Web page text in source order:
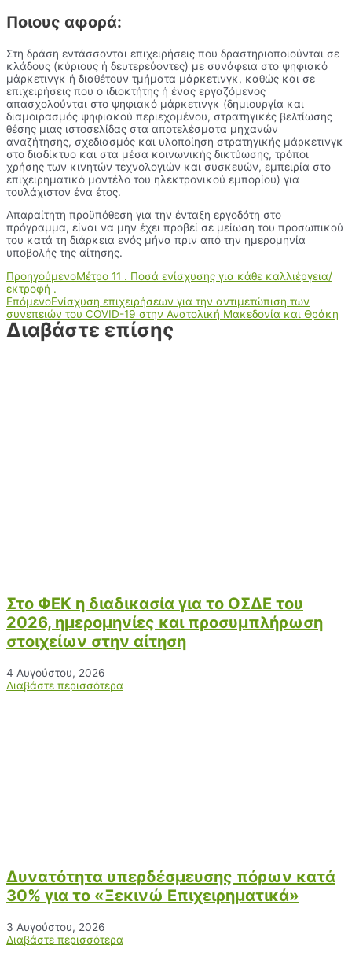
Ποιους αφορά:
Στη δράση εντάσσονται επιχειρήσεις που δραστηριοποιούνται σε
κλάδους (κύριους ή δευτερεύοντες) με συνάφεια στο ψηφιακό
μάρκετινγκ ή διαθέτουν τμήματα μάρκετινγκ, καθώς και σε
επιχειρήσεις που ο ιδιοκτήτης ή ένας εργαζόμενος
απασχολούνται στο ψηφιακό μάρκετινγκ (δημιουργία και
διαμοιρασμός ψηφιακού περιεχομένου, στρατηγικές βελτίωσης
θέσης μιας ιστοσελίδας στα αποτελέσματα μηχανών
αναζήτησης, σχεδιασμός και υλοποίηση στρατηγικής μάρκετινγκ
στο διαδίκτυο και στα μέσα κοινωνικής δικτύωσης, τρόποι
χρήσης των κινητών τεχνολογιών και συσκευών, εμπειρία στο
επιχειρηματικό μοντέλο του ηλεκτρονικού εμπορίου) για
τουλάχιστον ένα έτος.
Απαραίτητη προϋπόθεση για την ένταξη εργοδότη στο
πρόγραμμα, είναι να μην έχει προβεί σε μείωση του προσωπικού
του κατά τη διάρκεια ενός μήνα πριν από την ημερομηνία
υποβολής της αίτησης.
ΠροηγούμενοΜέτρο 11 . Ποσά ενίσχυσης για κάθε καλλιέργεια/
εκτροφή .
ΕπόμενοΕνίσχυση επιχειρήσεων για την αντιμετώπιση των
συνεπειών του COVID-19 στην Ανατολική Μακεδονία και Θράκη
Διαβάστε επίσης
Στο ΦΕΚ η διαδικασία για το ΟΣΔΕ του
2026, ημερομηνίες και προσυμπλήρωση
στοιχείων στην αίτηση
4 Αυγούστου, 2026
Διαβάστε περισσότερα
Δυνατότητα υπερδέσμευσης πόρων κατά
30% για το «Ξεκινώ Επιχειρηματικά»
3 Αυγούστου, 2026
Διαβάστε περισσότερα